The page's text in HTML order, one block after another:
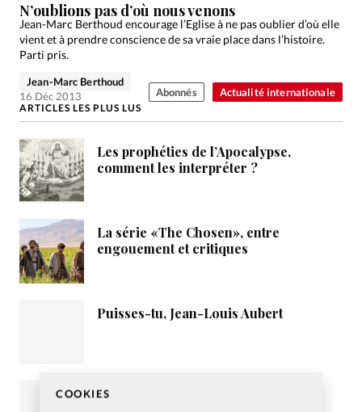
COOKIES
Devise:CHF
RUBRIQUES
Actualité internationale
Chronique
Culture
Dossier
Eglises Foi Génération réveil
Monde
Opinions
Publireportage
Relations Aujourd'hui
Société
Tour du monde des Eglises
Trait d'Ixène
Vécu
Vie Intérieure
Actualité internationale
N’oublions pas d’où nous venons
Jean-Marc Berthoud encourage l’Eglise à ne pas oublier d’où elle
vient et à prendre conscience de sa vraie place dans l’histoire.
Parti pris.
Jean-Marc Berthoud
16 Déc 2013
Abonnés
ARTICLES LES PLUS LUS
Les prophéties de l’Apocalypse,
comment les interpréter ?
La série «The Chosen», entre
engouement et critiques
Puisses-tu, Jean-Louis Aubert
Envisager la vérité au prisme de